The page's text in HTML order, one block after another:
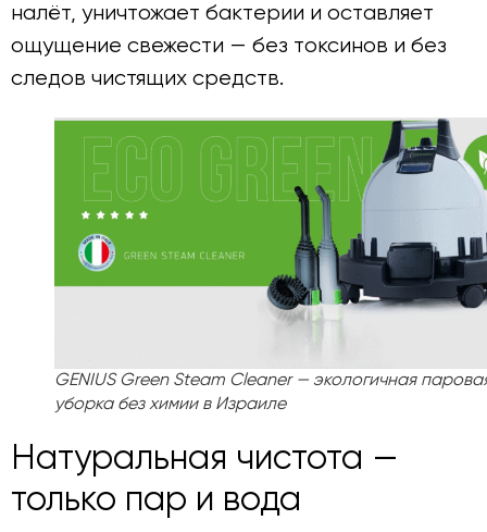
налёт, уничтожает бактерии и оставляет
ощущение свежести — без токсинов и без
следов чистящих средств.
GENIUS Green Steam Cleaner — экологичная
уборка без химии в Израиле
Натуральная чистота —
только пар и вода